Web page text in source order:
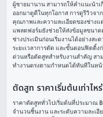
ผู้ชายมานาน สามารถให้คำแนะนำเ
ออกมาดูดีในทุกโอกาส การดูรีวิวจา
คุณภาพและความละเอียดของช่างแ
แพลตฟอร์มยังช่วยให้ส่งข้อมูลขนาด
ช่างประเมินก่อนเริ่มงานได้อย่างส
ระยะเวลาการตัด และขั้นตอนฟิตติ้ง
ด่วนหรือตัดสูทสำหรับงานสำคัญ สา
ทำงานตรงตามกำหนดได้ทันทีในหน้
ตัดสูท ราคาเริ่มต้นเท่าไห
ราคาตัดสูททั่วไปเริ่มต้นที่ประมาณ
จำนวนชิ้นงาน และระดับความละเ